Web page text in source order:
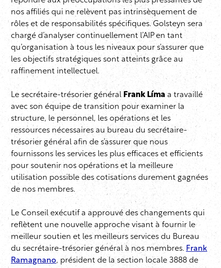
nos affiliés qui ne relèvent pas intrinsèquement de
rôles et de responsabilités spécifiques. Golsteyn sera
chargé d’analyser continuellement l’AIP en tant
qu’organisation à tous les niveaux pour s’assurer que
les objectifs stratégiques sont atteints grâce au
raffinement intellectuel.
Le secrétaire-trésorier général Frank Líma a travaillé
avec son équipe de transition pour examiner la
structure, le personnel, les opérations et les
ressources nécessaires au bureau du secrétaire-
trésorier général afin de s’assurer que nous
fournissons les services les plus efficaces et efficients
pour soutenir nos opérations et la meilleure
utilisation possible des cotisations durement gagnées
de nos membres.
Le Conseil exécutif a approuvé des changements qui
reflètent une nouvelle approche visant à fournir le
meilleur soutien et les meilleurs services du Bureau
du secrétaire-trésorier général à nos membres. Frank
Ramagnano, président de la section locale 3888 de